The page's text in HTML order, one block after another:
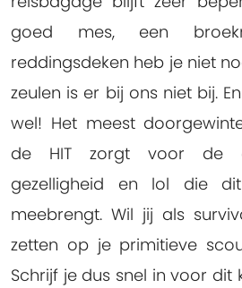
goed mes, een
reddingsdeken heb je niet
zeulen is er bij ons niet bij.
wel! Het meest
de HIT zorgt voor de
gezelligheid en lol die
meebrengt. Wil jij als
zetten op je primitieve
Schrijf je dus snel in voor dit